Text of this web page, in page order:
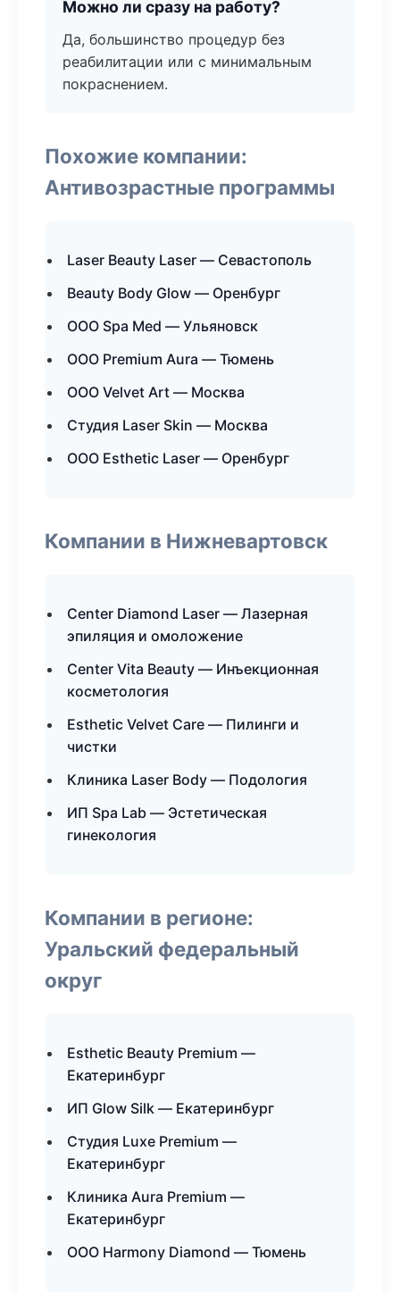
Можно ли сразу на работу?
Да, большинство процедур без
реабилитации или с минимальным
покраснением.
Похожие компании:
Антивозрастные программы
Laser Beauty Laser — Севастополь
Beauty Body Glow — Оренбург
ООО Spa Med — Ульяновск
ООО Premium Aura — Тюмень
ООО Velvet Art — Москва
Студия Laser Skin — Москва
ООО Esthetic Laser — Оренбург
Компании в Нижневартовск
Center Diamond Laser — Лазерная
эпиляция и омоложение
Center Vita Beauty — Инъекционная
косметология
Esthetic Velvet Care — Пилинги и
чистки
Клиника Laser Body — Подология
ИП Spa Lab — Эстетическая
гинекология
Компании в регионе:
Уральский федеральный
округ
Esthetic Beauty Premium —
Екатеринбург
ИП Glow Silk — Екатеринбург
Студия Luxe Premium —
Екатеринбург
Клиника Aura Premium —
Екатеринбург
ООО Harmony Diamond — Тюмень